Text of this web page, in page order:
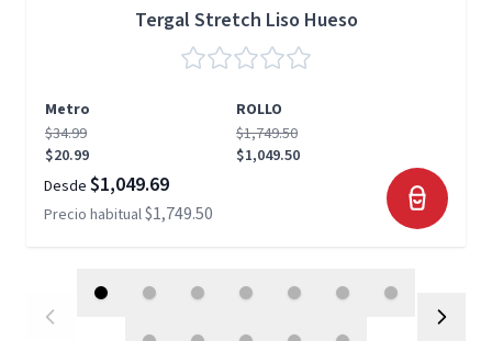
Tergal Stretch Liso Hueso
Metro
ROLLO
$34.99
$20.99
$1,749.50
$1,049.50
Desde $1,049.69
Precio habitual$1,749.50